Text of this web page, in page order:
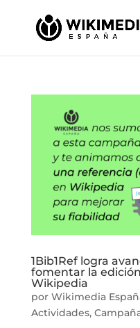
1Bib1Ref logra
fomentar la
Wikipedia
por Wikimedia
Actividades,